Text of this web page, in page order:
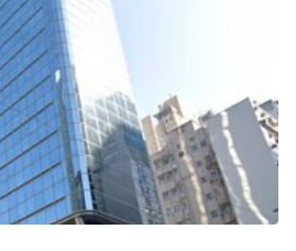
Meeting